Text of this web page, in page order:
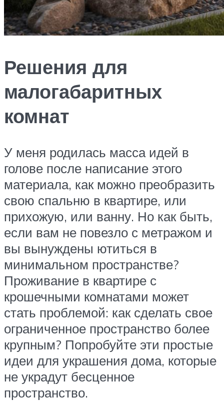
Решения для
малогабаритных
комнат
У меня родилась масса идей в
голове после написание этого
материала, как можно преобразить
свою спальню в квартире, или
прихожую, или ванну. Но как быть,
если вам не повезло с метражом и
вы вынуждены ютиться в
минимальном пространстве?
Проживание в квартире с
крошечными комнатами может
стать проблемой: как сделать свое
ограниченное пространство более
крупным? Попробуйте эти простые
идеи для украшения дома, которые
не украдут бесценное
пространство.